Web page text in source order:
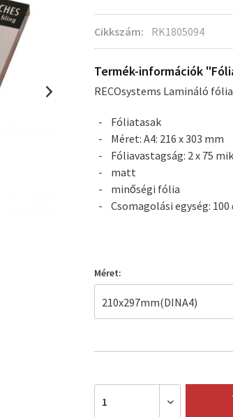
Cikkszám: RK1805094
Termék-információk
RECOsystems Lamináló fólia
Fóliatasak
Méret: A4: 216 x 303 mm
Fóliavastagság: 2 x 75
matt
minőségi fólia
Csomagolási egység:
Méret: